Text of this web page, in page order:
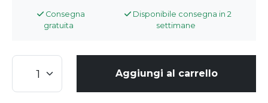
Consegna
gratuita
Disponibile consegna in 2
settimane
Aggiungi al carrello